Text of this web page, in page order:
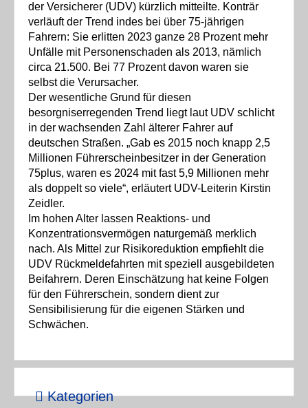
der Versicherer (UDV) kürzlich mitteilte. Konträr
verläuft der Trend indes bei über 75-jährigen
Fahrern: Sie erlitten 2023 ganze 28 Prozent mehr
Unfälle mit Personenschaden als 2013, nämlich
circa 21.500. Bei 77 Prozent davon waren sie
selbst die Verursacher.
Der wesentliche Grund für diesen
besorgniserregenden Trend liegt laut UDV schlicht
in der wachsenden Zahl älterer Fahrer auf
deutschen Straßen. „Gab es 2015 noch knapp 2,5
Millionen Führerscheinbesitzer in der Generation
75plus, waren es 2024 mit fast 5,9 Millionen mehr
als doppelt so viele“, erläutert UDV-Leiterin Kirstin
Zeidler.
Im hohen Alter lassen Reaktions- und
Konzentrationsvermögen naturgemäß merklich
nach. Als Mittel zur Risikoreduktion empfiehlt die
UDV Rückmeldefahrten mit speziell ausgebildeten
Beifahrern. Deren Einschätzung hat keine Folgen
für den Führerschein, sondern dient zur
Sensibilisierung für die eigenen Stärken und
Schwächen.
Kategorien